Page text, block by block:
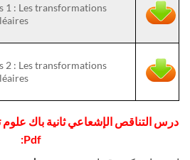
1 : Les transformations
2 : Les transformations
Pdf: